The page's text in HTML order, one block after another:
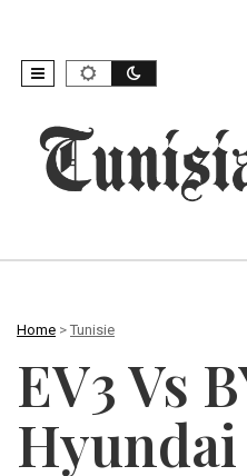
Home > Tunisie
EV3 Vs